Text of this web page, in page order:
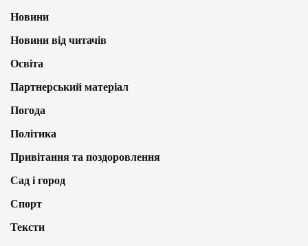
Новини
Новини від читачів
Освіта
Партнерський матеріал
Погода
Політика
Привітання та поздоровлення
Сад і город
Спорт
Тексти